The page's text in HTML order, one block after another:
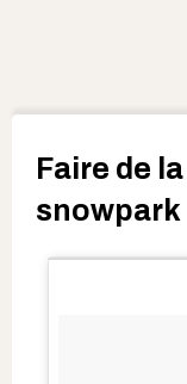
Faire de
snowpark